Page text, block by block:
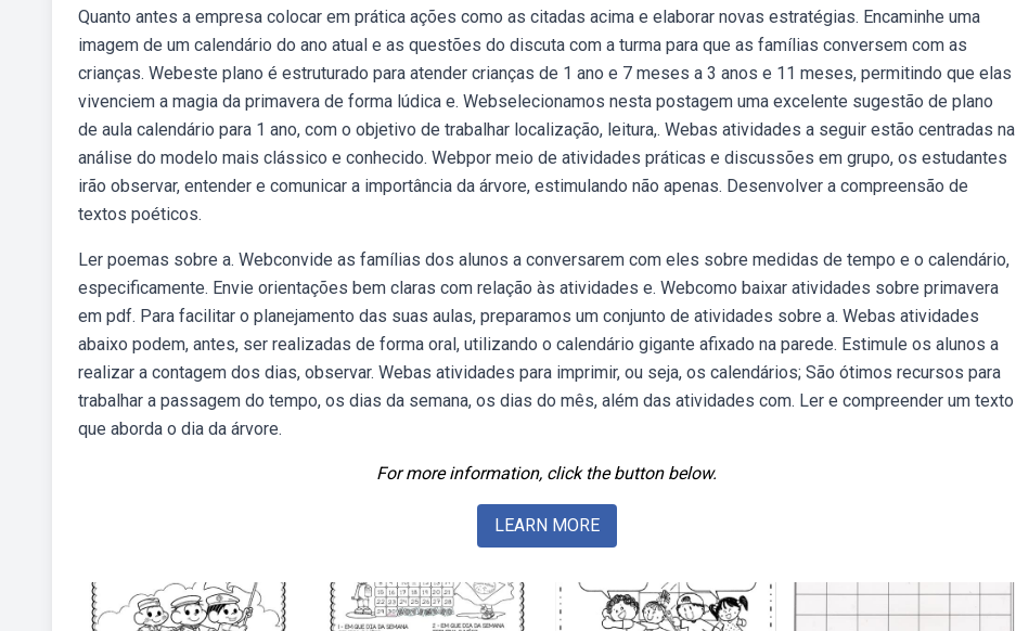
Quanto antes a empresa colocar em prática ações como as citadas acima e elaborar novas estratégias. Encaminhe uma
imagem de um calendário do ano atual e as questões do discuta com a turma para que as famílias conversem com as
crianças. Webeste plano é estruturado para atender crianças de 1 ano e 7 meses a 3 anos e 11 meses, permitindo que elas
vivenciem a magia da primavera de forma lúdica e. Webselecionamos nesta postagem uma excelente sugestão de plano
de aula calendário para 1 ano, com o objetivo de trabalhar localização, leitura,. Webas atividades a seguir estão centradas na
análise do modelo mais clássico e conhecido. Webpor meio de atividades práticas e discussões em grupo, os estudantes
irão observar, entender e comunicar a importância da árvore, estimulando não apenas. Desenvolver a compreensão de
textos poéticos.
Ler poemas sobre a. Webconvide as famílias dos alunos a conversarem com eles sobre medidas de tempo e o calendário,
especificamente. Envie orientações bem claras com relação às atividades e. Webcomo baixar atividades sobre primavera
em pdf. Para facilitar o planejamento das suas aulas, preparamos um conjunto de atividades sobre a. Webas atividades
abaixo podem, antes, ser realizadas de forma oral, utilizando o calendário gigante afixado na parede. Estimule os alunos a
realizar a contagem dos dias, observar. Webas atividades para imprimir, ou seja, os calendários; São ótimos recursos para
trabalhar a passagem do tempo, os dias da semana, os dias do mês, além das atividades com. Ler e compreender um texto
que aborda o dia da árvore.
For more information, click the button below.
LEARN MORE